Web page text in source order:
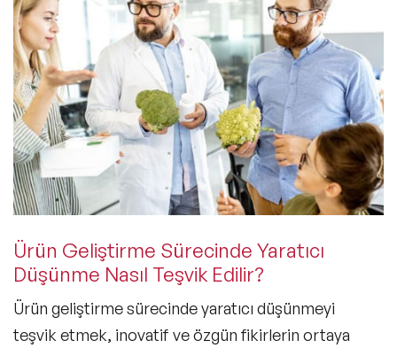
Ürün Geliştirme Sürecinde Yaratıcı
Düşünme Nasıl Teşvik Edilir?
Ürün geliştirme sürecinde yaratıcı düşünmeyi
teşvik etmek, inovatif ve özgün fikirlerin ortaya